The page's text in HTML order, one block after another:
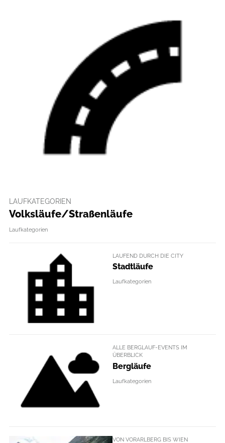
LAUFKATEGORIEN
Volksläufe/Straßenläufe
Laufkategorien
LAUFEND DURCH DIE CITY
Stadtläufe
Laufkategorien
ALLE BERGLAUF-EVENTS IM
ÜBERBLICK
Bergläufe
Laufkategorien
VON VORARLBERG BIS WIEN